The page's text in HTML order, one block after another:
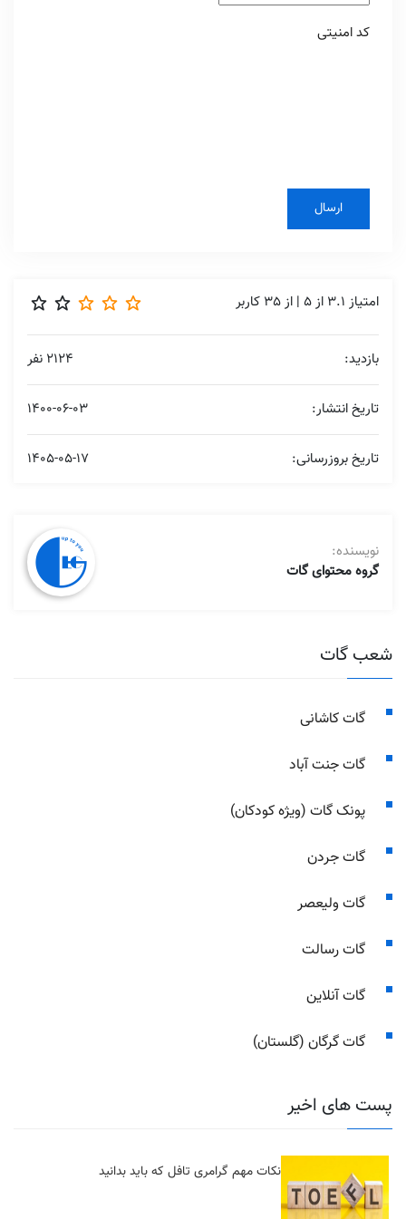
کد امنیتی
امتیاز 3.1 از5 | از35 کاربر
بازدید: 2124 نفر
تاریخ انتشار: 1400-06-03
تاریخ بروزرسانی: 1405-05-17
نویسنده:
گروه محتوای گات
شعب گات
گات کاشانی
گات جنت آباد
پونک گات (ویژه کودکان)
گات جردن
گات ولیعصر
گات رسالت
گات آنلاین
گات گرگان (گلستان)
پست های اخیر
نکات مهم گرامری تافل که باید بدانید